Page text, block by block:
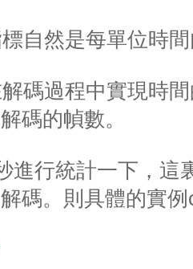
自然是每單位時
碼過程中實現時
碼的幀數。
進行統計一下，這
碼。則具體的實